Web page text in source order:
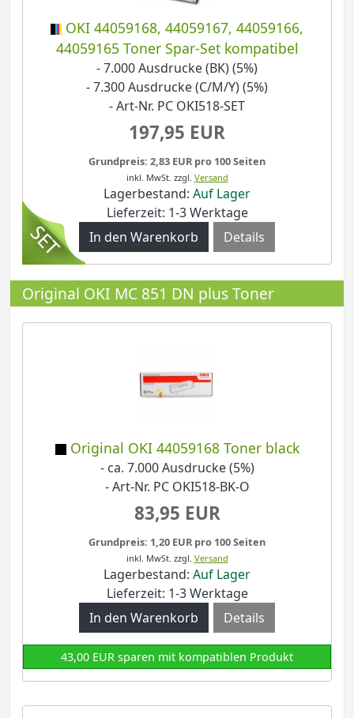
OKI 44059168, 44059167, 44059166,
44059165 Toner Spar-Set kompatibel
- 7.000 Ausdrucke (BK) (5%)
- 7.300 Ausdrucke (C/M/Y) (5%)
- Art-Nr. PC OKI518-SET
197,95 EUR
Grundpreis: 2,83 EUR pro 100 Seiten
inkl. MwSt. zzgl. Versand
Lagerbestand: Auf Lager
Lieferzeit: 1-3 Werktage
Details
Original OKI MC 851 DN plus Toner
Original OKI 44059168 Toner black
- ca. 7.000 Ausdrucke (5%)
- Art-Nr. PC OKI518-BK-O
83,95 EUR
Grundpreis: 1,20 EUR pro 100 Seiten
inkl. MwSt. zzgl. Versand
Lagerbestand: Auf Lager
Lieferzeit: 1-3 Werktage
Details
43,00 EUR sparen mit kompatiblen Produkt